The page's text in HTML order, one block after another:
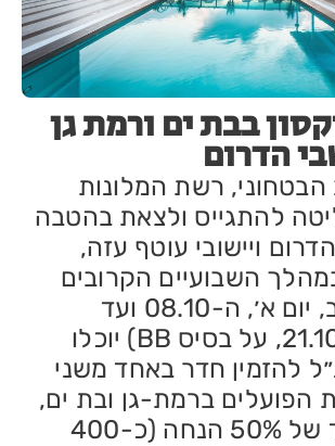
בבת ים ורמת גן
הדרום
רשת המלונות
להתגייס ולצאת בהטבה
ויישובי עוטף עזה,
השבועיים הקרובים
(החל מהערב, יום א׳, ה-08.10 ועד
למוצ״ש, ה-21.10, על בסיס BB) יוכלו
להזמין חדר באחד משני
הפועלים ברמת-גן ובת ים,
במחיר מיוחד של 50% הנחה (כ-400